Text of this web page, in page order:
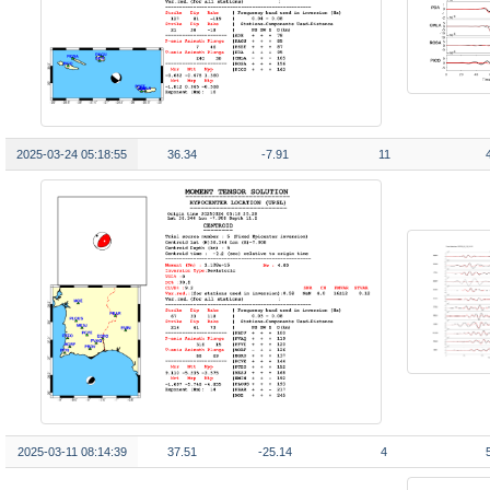
2025-03-24 05:18:55 36.34 -7.91 11
2025-03-11 08:14:39 37.51 -25.14 4